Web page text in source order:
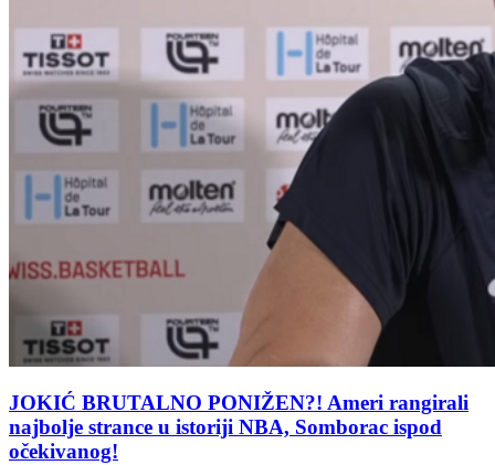
JOKIĆ BRUTALNO PONIŽEN?! Ameri rangirali
najbolje strance u istoriji NBA, Somborac ispod
očekivanog!